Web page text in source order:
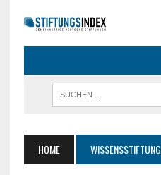
HOME WISSENSSTIFTUNG